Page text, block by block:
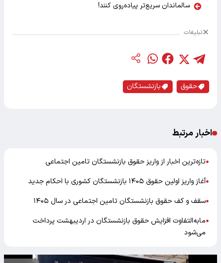
سالماندان سریع‌تر پیاده‌روی کنند!
تبلیغات
حقوق بازنشستگان
اخبار مرتبط
●تازه‌ترین اخبار از واریز حقوق بازنشستگان تامین اجتماعی
●آغاز واریز اولین حقوق ۱۴۰۵ بازنشستگان کشوری با احکام جدید
●سقف و کف حقوق بازنشستگان تامین اجتماعی در سال ۱۴۰۵
●مابه‌التفاوت افزایش حقوق بازنشستگان در اردیبهشت پرداخت
می‌شود